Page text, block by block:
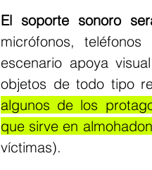
El soporte sonoro
micrófonos,
escenario apoya
objetos de todo tipo
algunos de los
que sirve en
víctimas).